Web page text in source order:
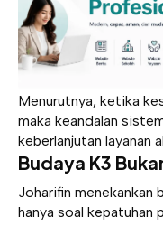
Menurutnya, ketika
maka keandalan
keberlanjutan layanan
Budaya K3
Joharifin menekankan
hanya soal kepatuhan